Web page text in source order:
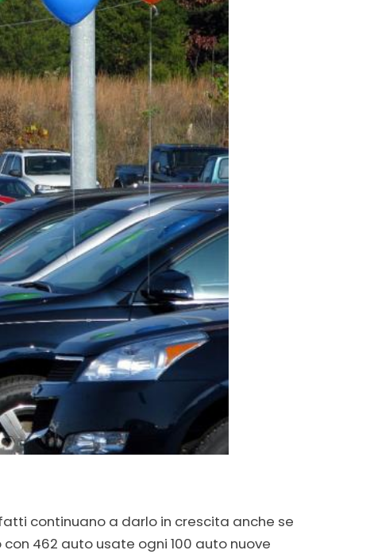
continuano a darlo in crescita anche se
462 auto usate ogni 100 auto nuove